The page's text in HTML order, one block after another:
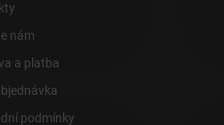
nám
a platba
podmínky